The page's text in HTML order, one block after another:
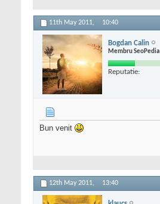
11th May 2011, 10:40
Bogdan Calin
Membru SeoPedia
Reputatie:
Bun venit
12th May 2011, 13:40